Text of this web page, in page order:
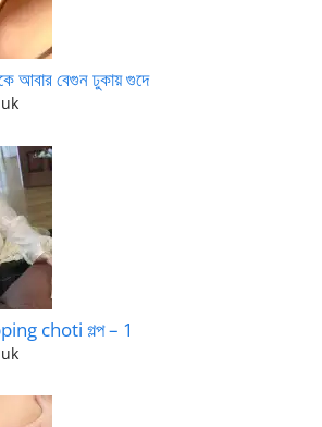
আবার বেগুন ঢুকায় গুদে
choti গল্প – 1